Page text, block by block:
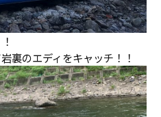
裏のエディをキャッチ！！